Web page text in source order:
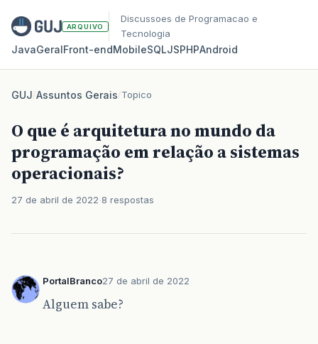
ARQUIVO
Discussoes de Programacao e
Tecnologia
JavaGeralFront‑endMobileSQLJSPHPAndroid
GUJ/Assuntos Gerais/Topico
O que é arquitetura no mundo da
programação em relação a sistemas
operacionais?
27 de abril de 2022 8 respostas
PortalBranco27 de abril de 2022
Alguem sabe?